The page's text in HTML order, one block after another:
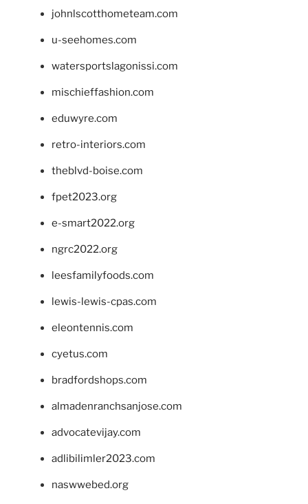
johnlscotthometeam.com
u-seehomes.com
watersportslagonissi.com
mischieffashion.com
eduwyre.com
retro-interiors.com
theblvd-boise.com
fpet2023.org
e-smart2022.org
ngrc2022.org
leesfamilyfoods.com
lewis-lewis-cpas.com
eleontennis.com
cyetus.com
bradfordshops.com
almadenranchsanjose.com
advocatevijay.com
adlibilimler2023.com
naswwebed.org